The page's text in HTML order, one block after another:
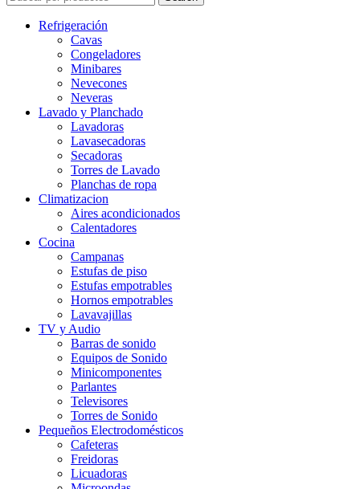
Refrigeración
Cavas
Congeladores
Minibares
Nevecones
Neveras
Lavado y Planchado
Lavadoras
Lavasecadoras
Secadoras
Torres de Lavado
Planchas de ropa
Climatizacion
Aires acondicionados
Calentadores
Cocina
Campanas
Estufas de piso
Estufas empotrables
Hornos empotrables
Lavavajillas
TV y Audio
Barras de sonido
Equipos de Sonido
Minicomponentes
Parlantes
Televisores
Torres de Sonido
Pequeños Electrodomésticos
Cafeteras
Freidoras
Licuadoras